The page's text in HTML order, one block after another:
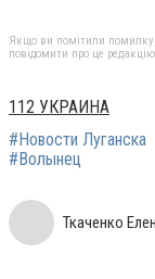
Якщо ви помітили помилку,
повідомити про це редакцію
112 УКРАИНА
#Новости Луганска
#Волынец
Ткаченко